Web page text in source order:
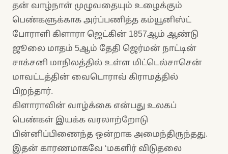
தன் வாழ்நாள் முழுவதையும் உழைக்கும்
பெண்களுக்காக அர்ப்பணித்த கம்யூனிஸ்ட்
போராளி கிளாரா ஜெட்கின் 1857ஆம் ஆண்டு
ஜூலை மாதம் 5ஆம் தேதி ஜெர்மன் நாட்டின்
சாக்சனி மாநிலத்தில் உள்ள மிட்டெல்சாசென்
மாவட்டத்தின் வைடொராவ் கிராமத்தில்
பிறந்தார்.
கிளாராவின் வாழ்க்கை என்பது உலகப்
பெண்கள் இயக்க வரலாற்றோடு
பின்னிப்பிணைந்த ஒன்றாக அமைந்திருந்தது.
இதன் காரணமாகவே ‘மகளிர் விடுதலை